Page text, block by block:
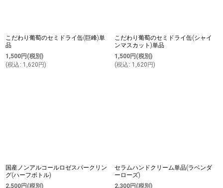
こだわり葡萄のセミドライ缶(巨峰)単
品
1,500円 (税別)
(税込 : 1,620 円)
こだわり葡萄のセミドライ缶(シャイ
ンマスカット)単品
1,500円 (税別)
(税込 : 1,620 円)
国産ノンアルコールロゼスパークリン
グ(ハーフボトル)
2,500円 (税別)
セラムハンドクリーム単品(ラベンダ
ーローズ)
2,300円 (税別)